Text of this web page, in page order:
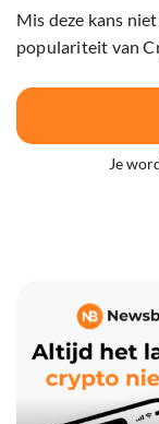
Mis deze kans
populariteit van
Je